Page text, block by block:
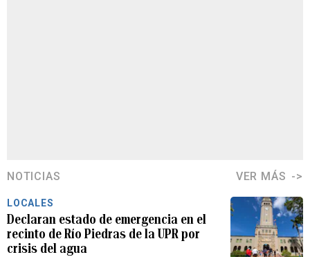
NOTICIAS VER MÁS
LOCALES
Declaran estado de emergencia en el
recinto de Río Piedras de la UPR por
crisis del agua